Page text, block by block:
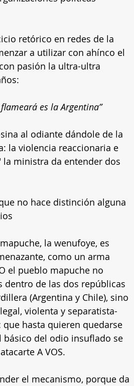
retórico en redes de la
a utilizar con ahínco el
pasión la ultra-ultra
es la Argentina”
al odiante dándole de la
la violencia reaccionaria e
ministra da entender dos
no hace distinción alguna
la wenufoye, es
como un arma
el pueblo mapuche no
de las dos repúblicas
(Argentina y Chile), sino
violenta y separatista-
hasta quieren quedarse
básico del odio insuflado se
A VOS.
el mecanismo, porque da